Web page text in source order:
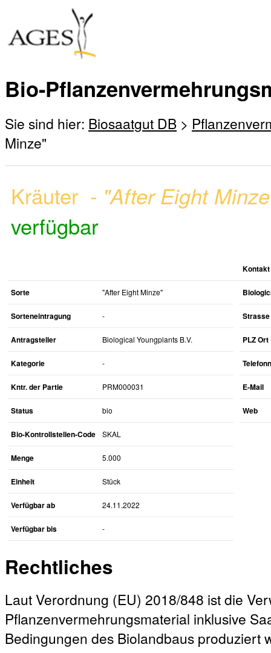
Bio-
Sie sind hier: Biosaatgut DB >
Minze"
Kräuter - "After Eight
verfügbar
Sorte "After Eight Minze"
Sorteneintragung -
Antragsteller Biological Youngplants B.V.
Kategorie -
Kntr. der Partie PRM000031
Status bio
Bio-Kontrollstellen-Code SKAL
Menge 5.000
Einheit Stück
Verfügbar ab 24.11.2022
Verfügbar bis -
Kontakt
Strasse
PLZ Ort
E-Mail
Web
Rechtliches
Laut Verordnung (EU) 2018/848 ist die
Pflanzenvermehrungsmaterial inklusive
Bedingungen des Biolandbaus produziert